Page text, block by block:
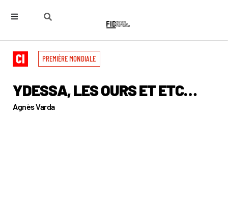
PREMIÈRE MONDIALE
YDESSA, LES OURS ET ETC…
Agnès Varda